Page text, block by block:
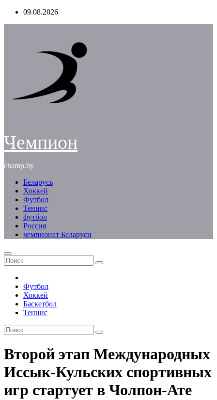
Перейти09.08.2026
Чемпион
champ.by
Беларусь
Хоккей
Футбол
Теннис
футбол
Россия
чемпионат Беларуси
Футбол
Хоккей
Баскетбол
Теннис
Второй этап Международных
Иссык-Кульских спортивных
игр стартует в Чолпон-Ате